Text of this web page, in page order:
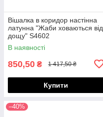
Вішалка в коридор настінна
латунна "Жаби ховаються від
дощу" S4602
В наявності
850,50 ₴ 1 417,50 ₴
Купити
–40%